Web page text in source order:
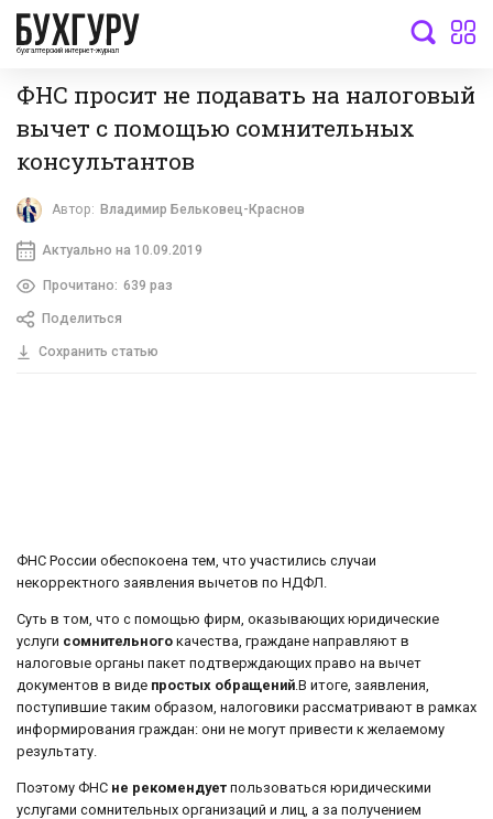
бухгалтерский интернет-журнал
ФНС просит не подавать на налоговый
вычет с помощью сомнительных
консультантов
Автор: Владимир Бельковец-Краснов
Актуально на 10.09.2019
Прочитано: 639 раз
Поделиться
Сохранить статью
ФНС России обеспокоена тем, что участились случаи
некорректного заявления вычетов по НДФЛ.
Суть в том, что с помощью фирм, оказывающих юридические
услуги сомнительного качества, граждане направляют в
налоговые органы пакет подтверждающих право на вычет
документов в виде простых обращений.В итоге, заявления,
поступившие таким образом, налоговики рассматривают в рамках
информирования граждан: они не могут привести к желаемому
результату.
Поэтому ФНС не рекомендует пользоваться юридическими
услугами сомнительных организаций и лиц, а за получением